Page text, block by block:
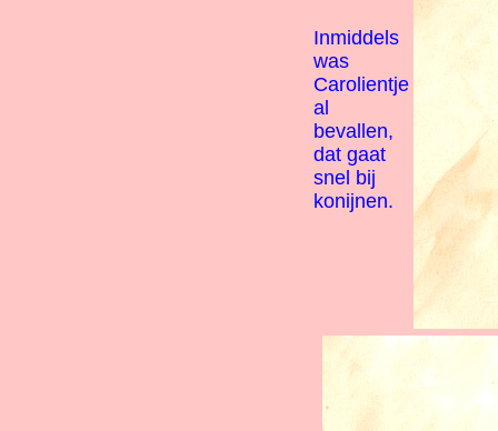
Inmiddels
was
Carolientje
al
bevallen,
dat gaat
snel bij
konijnen.